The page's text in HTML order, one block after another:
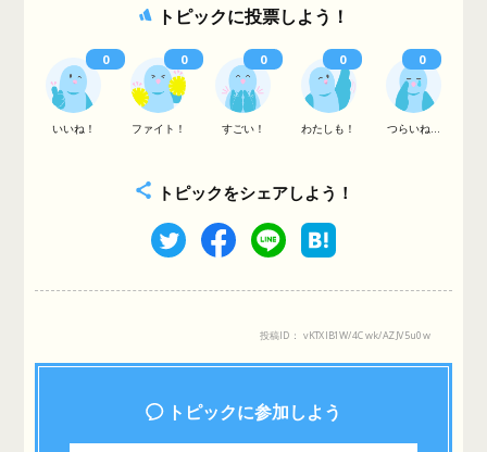
トピックに投票しよう！
いいね！ ファイト！ すごい！ わたしも！ つらいね...
0 0 0 0 0
トピックをシェアしよう！
投稿ID： vKTXIB1W/4Cwk/AZJV5u0w
トピックに参加しよう